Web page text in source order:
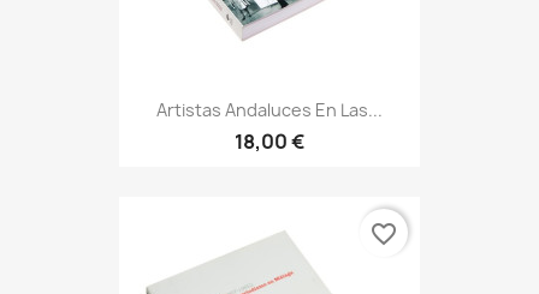
Artistas Andaluces En Las...
18,00 €
favorite_border